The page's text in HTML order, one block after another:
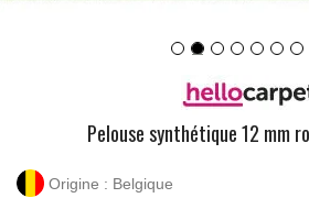
Pelouse synthétique 12 mm
Origine : Belgique